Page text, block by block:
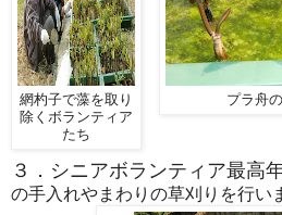
プラ舟
網杓子で藻を取り
除くボランティア
たち
３．シニアボランティア最高
の手入れやまわりの草刈りを行い